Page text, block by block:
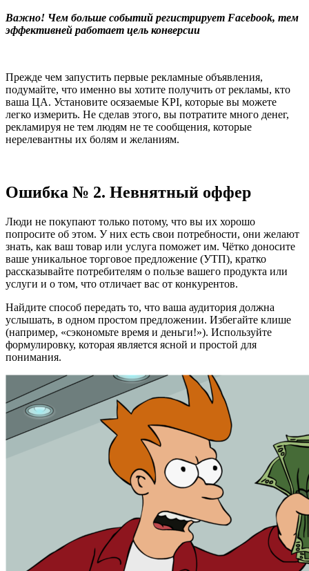
Важно! Чем больше событий регистрирует Facebook, тем
эффективней работает цель конверсии
Прежде чем запустить первые рекламные объявления,
подумайте, что именно вы хотите получить от рекламы, кто
ваша ЦА. Установите осязаемые KPI, которые вы можете
легко измерить. Не сделав этого, вы потратите много денег,
рекламируя не тем людям не те сообщения, которые
нерелевантны их болям и желаниям.
Ошибка № 2. Невнятный оффер
Люди не покупают только потому, что вы их хорошо
попросите об этом. У них есть свои потребности, они желают
знать, как ваш товар или услуга поможет им. Чётко доносите
ваше уникальное торговое предложение (УТП), кратко
рассказывайте потребителям о пользе вашего продукта или
услуги и о том, что отличает вас от конкурентов.
Найдите способ передать то, что ваша аудитория должна
услышать, в одном простом предложении. Избегайте клише
(например, «сэкономьте время и деньги!»). Используйте
формулировку, которая является ясной и простой для
понимания.